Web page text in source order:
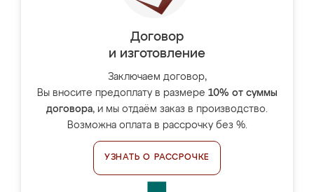
Договор
и изготовление
Заключаем договор,
Вы вносите предоплату в размере 10% от суммы
договора, и мы отдаём заказ в производство.
Возможна оплата в рассрочку без %.
УЗНАТЬ О РАССРОЧКЕ